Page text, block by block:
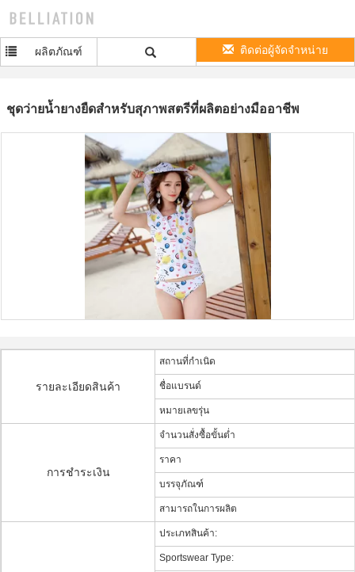
ผลิตภัณฑ์ ติดต่อผู้จัดจำหน่าย
ชุดว่ายน้ำยางยืดสำหรับสุภาพสตรีที่ผลิตอย่างมืออาชีพ
รายละเอียดสินค้า
สถานที่กำเนิด
ชื่อแบรนด์
หมายเลขรุ่น
การชำระเงิน
จำนวนสั่งซื้อขั้นต่ำ
ราคา
บรรจุภัณฑ์
สามารถในการผลิต
ประเภทสินค้า:
Sportswear Type: